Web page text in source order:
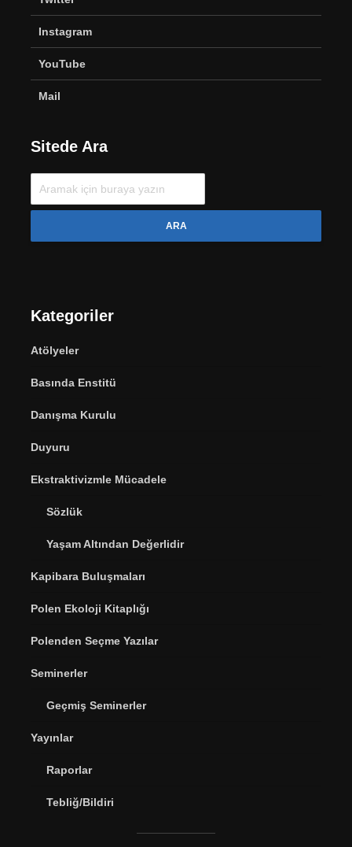
Instagram
YouTube
Mail
Sitede Ara
ARA
Kategoriler
Atölyeler
Basında Enstitü
Danışma Kurulu
Duyuru
Ekstraktivizmle Mücadele
Sözlük
Yaşam Altından Değerlidir
Kapibara Buluşmaları
Polen Ekoloji Kitaplığı
Polenden Seçme Yazılar
Seminerler
Geçmiş Seminerler
Yayınlar
Raporlar
Tebliğ/Bildiri